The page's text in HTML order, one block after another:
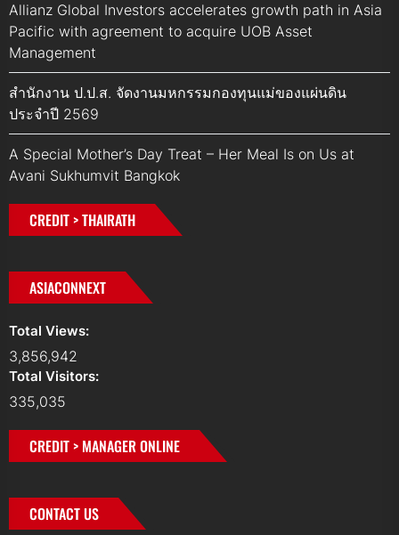
Allianz Global Investors accelerates growth path in Asia
Pacific with agreement to acquire UOB Asset
Management
สำนักงาน ป.ป.ส. จัดงานมหกรรมกองทุนแม่ของแผ่นดิน
ประจำปี 2569
A Special Mother’s Day Treat – Her Meal Is on Us at
Avani Sukhumvit Bangkok
CREDIT > THAIRATH
ASIACONNEXT
Total Views:
3,856,942
Total Visitors:
335,035
CREDIT > MANAGER ONLINE
CONTACT US